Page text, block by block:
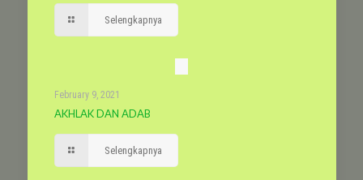
Selengkapnya
February 9, 2021
AKHLAK DAN ADAB
Selengkapnya